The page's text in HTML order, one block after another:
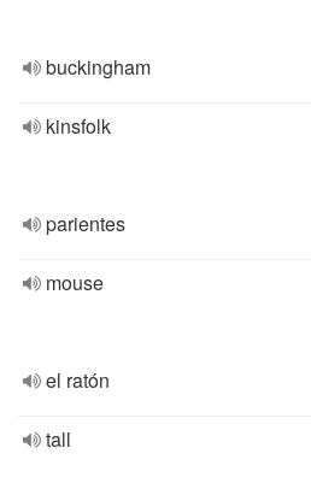
buckingham
kinsfolk
parientes
mouse
el ratón
tall